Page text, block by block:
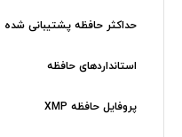
حداکثر حافظه پشتیبانی شده
استانداردهای حافظه
پروفایل حافظه XMP